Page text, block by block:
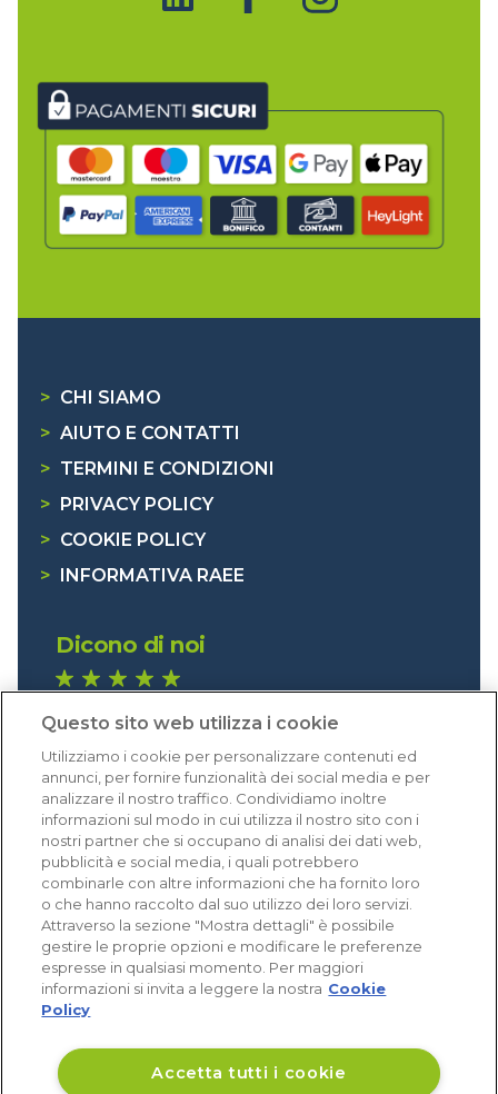
> CHI SIAMO
> AIUTO E CONTATTI
> TERMINI E CONDIZIONI
>
PRIVACY POLICY
> COOKIE POLICY
>
INFORMATIVA RAEE
Dicono di noi
Eccellente (4,8)
Acquisti verificati
Questo sito web utilizza i cookie
Utilizziamo i cookie per personalizzare contenuti ed
annunci, per fornire funzionalità dei social media e per
analizzare il nostro traffico. Condividiamo inoltre
informazioni sul modo in cui utilizza il nostro sito con i
nostri partner che si occupano di analisi dei dati web,
pubblicità e social media, i quali potrebbero
combinarle con altre informazioni che ha fornito loro
o che hanno raccolto dal suo utilizzo dei loro servizi.
Attraverso la sezione "Mostra dettagli" è possibile
gestire le proprie opzioni e modificare le preferenze
espresse in qualsiasi momento. Per maggiori
informazioni si invita a leggere la nostra Cookie
Policy
Accetta tutti i cookie